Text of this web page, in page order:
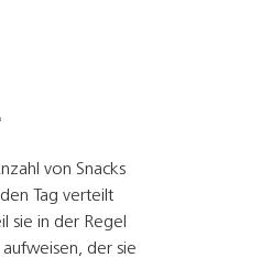
von Snacks
Tag verteilt
sie in der Regel
der sie